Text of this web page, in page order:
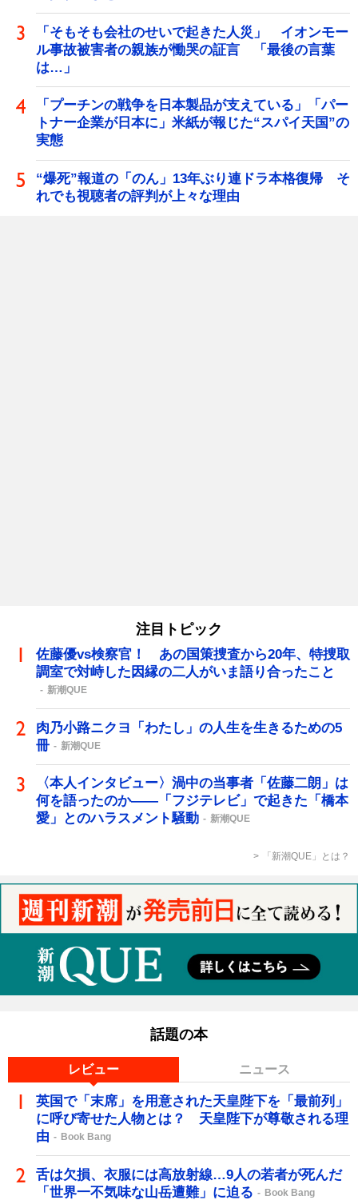
「そもそも会社のせいで起きた人災」 イオンモー
ル事故被害者の親族が慟哭の証言 「最後の言葉
は…」
「プーチンの戦争を日本製品が支えている」「パー
トナー企業が日本に」米紙が報じた“スパイ天国”の
実態
“爆死”報道の「のん」13年ぶり連ドラ本格復帰 そ
れでも視聴者の評判が上々な理由
注目トピック
佐藤優vs検察官！ あの国策捜査から20年、特捜取
調室で対峙した因縁の二人がいま語り合ったこと
新潮QUE
肉乃小路ニクヨ「わたし」の人生を生きるための5
冊
新潮QUE
〈本人インタビュー〉渦中の当事者「佐藤二朗」は
何を語ったのか――「フジテレビ」で起きた「橋本
愛」とのハラスメント騒動
新潮QUE
「新潮QUE」とは？
話題の本
レビュー ニュース
英国で「末席」を用意された天皇陛下を「最前列」
に呼び寄せた人物とは？ 天皇陛下が尊敬される理
由
Book Bang
舌は欠損、衣服には高放射線…9人の若者が死んだ
「世界一不気味な山岳遭難」に迫る
Book Bang